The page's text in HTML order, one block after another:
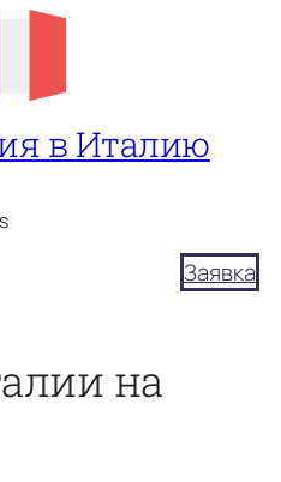
в Италию
Заявка
на